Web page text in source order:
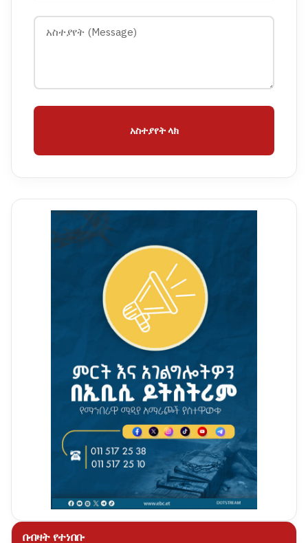
አስተያየት ላክ
በብዛት የተነበቡ